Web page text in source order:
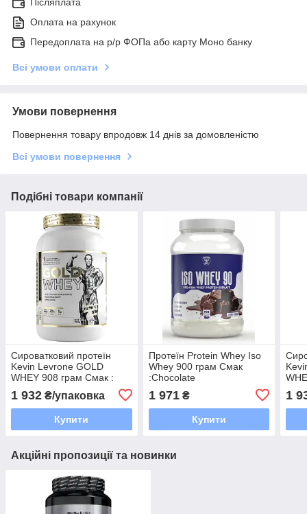
Післяплата
Оплата на рахунок
Передоплата на р/р ФОПа або карту Моно банку
Всі умови оплати
Умови повернення
Повернення товару впродовж 14 днів за домовленістю
Всі умови повернення
Подібні товари компанії
Сироватковий протеїн
Kevin Levrone GOLD
WHEY 908 грам Смак :
1 932 ₴/упаковка
Купити
Протеїн Protein Whey Iso
Whey 900 грам Смак
:Chocolate
1 971₴
Купити
1
Акційні пропозиції та новинки